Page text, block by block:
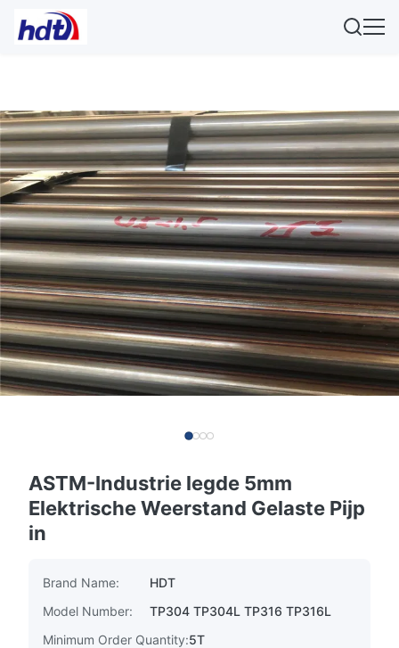
ASTM-Industrie legde 5mm
Elektrische Weerstand Gelaste Pijp
in
Brand Name:
HDT
Model Number:
TP304 TP304L TP316 TP316L
Minimum Order Quantity:5T